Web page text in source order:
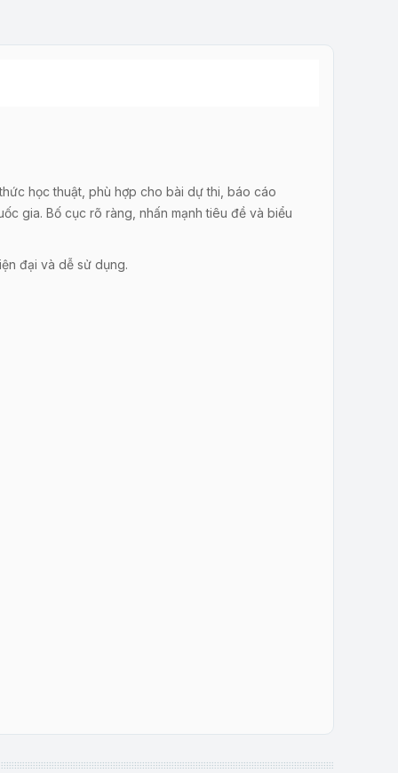
học thuật, phù hợp cho bài dự thi, báo cáo
gia. Bố cục rõ ràng, nhấn mạnh tiêu đề và biểu
đại và dễ sử dụng.